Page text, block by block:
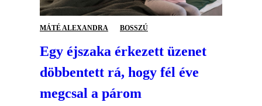
MÁTÉ ALEXANDRA BOSSZÚ
Egy éjszaka érkezett üzenet
döbbentett rá, hogy fél éve
megcsal a párom